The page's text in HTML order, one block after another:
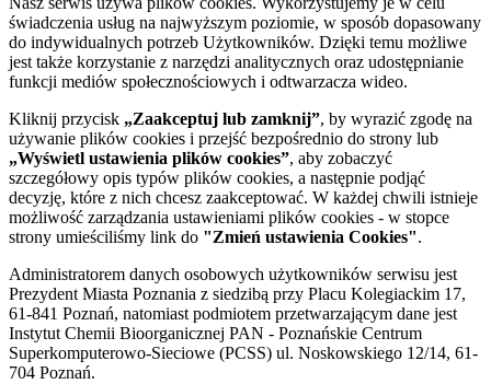
świadczenia usług na najwyższym poziomie, w sposób dopasowany
do indywidualnych potrzeb Użytkowników. Dzięki temu możliwe
jest także korzystanie z narzędzi analitycznych oraz udostępnianie
funkcji mediów społecznościowych i odtwarzacza wideo.
Kliknij przycisk „Zaakceptuj lub zamknij”, by wyrazić zgodę na
używanie plików cookies i przejść bezpośrednio do strony lub
„Wyświetl ustawienia plików cookies”, aby zobaczyć
szczegółowy opis typów plików cookies, a następnie podjąć
decyzję, które z nich chcesz zaakceptować. W każdej chwili istnieje
możliwość zarządzania ustawieniami plików cookies - w stopce
strony umieściliśmy link do "Zmień ustawienia Cookies".
Administratorem danych osobowych użytkowników serwisu jest
Prezydent Miasta Poznania z siedzibą przy Placu Kolegiackim 17,
61-841 Poznań, natomiast podmiotem przetwarzającym dane jest
Instytut Chemii Bioorganicznej PAN - Poznańskie Centrum
Superkomputerowo-Sieciowe (PCSS) ul. Noskowskiego 12/14, 61-
704 Poznań.